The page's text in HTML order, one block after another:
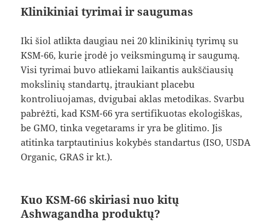
Klinikiniai tyrimai ir saugumas
Iki šiol atlikta daugiau nei 20 klinikinių tyrimų su
KSM-66, kurie įrodė jo veiksmingumą ir saugumą.
Visi tyrimai buvo atliekami laikantis aukščiausių
mokslinių standartų, įtraukiant placebu
kontroliuojamas, dvigubai aklas metodikas. Svarbu
pabrėžti, kad KSM-66 yra sertifikuotas ekologiškas,
be GMO, tinka vegetarams ir yra be glitimo. Jis
atitinka tarptautinius kokybės standartus (ISO, USDA
Organic, GRAS ir kt.).
Kuo KSM-66 skiriasi nuo kitų
Ashwagandha produktų?